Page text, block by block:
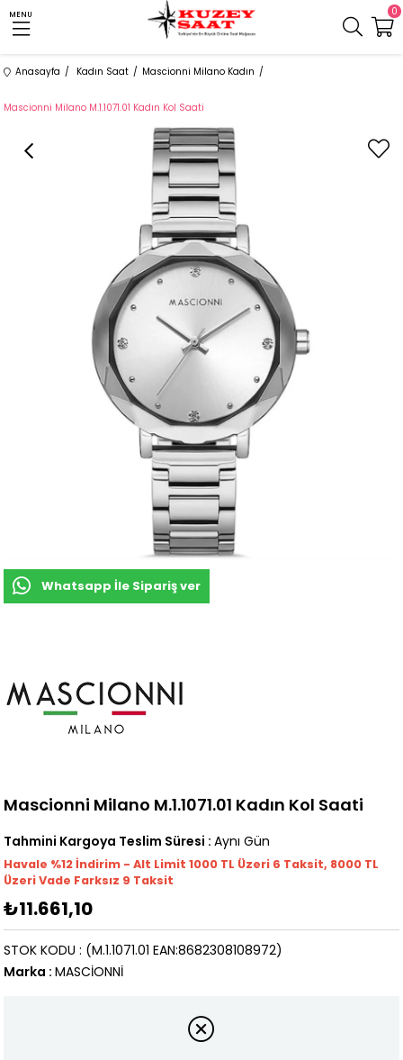
MENU 0
Anasayfa Kadın Saat Mascionni Milano Kadın
Mascionni Milano M.1.1071.01 Kadın Kol Saati
Whatsapp İle Sipariş ver
Mascionni Milano M.1.1071.01 Kadın Kol Saati
Tahmini Kargoya Teslim Süresi : Aynı Gün
Havale %12 İndirim - Alt Limit 1000 TL Üzeri 6 Taksit, 8000 TL
Üzeri Vade Farksız 9 Taksit
₺11.661,10
(M.1.1071.01 EAN:8682308108972)
STOK KODU
Marka : MASCİONNİ